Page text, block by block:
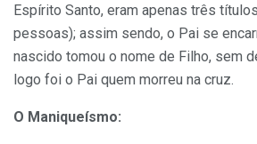
Espírito Santo, eram apenas três
pessoas); assim sendo, o Pai se
nascido tomou o nome de Filho, sem
logo foi o Pai quem morreu na cruz.
O Maniqueísmo: